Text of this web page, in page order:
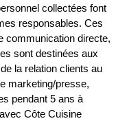
collectées font
responsables. Ces
communication directe,
sont destinées aux
la relation clients au
marketing/presse,
pendant 5 ans à
Côte Cuisine